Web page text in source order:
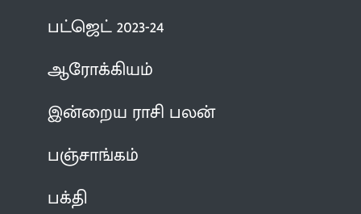
பட்ஜெட் 2023-24
ஆரோக்கியம்
இன்றைய ராசி பலன்
பஞ்சாங்கம்
பக்தி